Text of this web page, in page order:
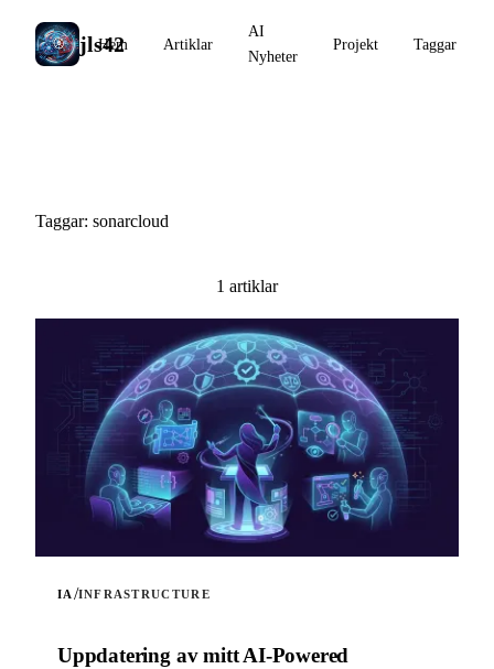
jls42
Hem Artiklar
AI
Nyheter
Projekt Taggar
Taggar: sonarcloud
1 artiklar
IA /INFRASTRUCTURE
Uppdatering av mitt AI-Powered